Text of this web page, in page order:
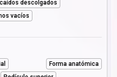
descolgados
vacíos
Forma anatómica